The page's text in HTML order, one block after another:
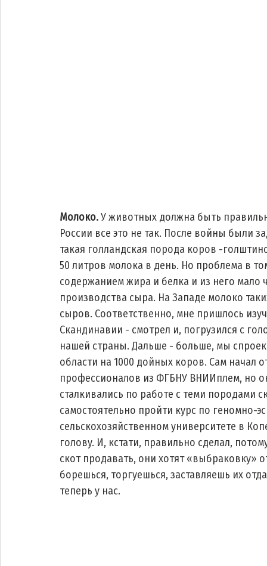
Молоко. У животных должна быть
России все это не так. После войны были
такая голландская порода коров -
50 литров молока в день. Но проблема в
содержанием жира и белка и из него мало
производства сыра. На Западе молоко
сыров. Соответственно, мне пришлось
Скандинавии - смотрел и, погрузился с
нашей страны. Дальше - больше, мы
области на 1000 дойных коров. Сам начал
профессионалов из ФГБНУ ВНИИплем, но
сталкивались по работе с теми
самостоятельно пройти курс по геномно-
сельскохозяйственном университете в
голову. И, кстати, правильно сделал,
скот продавать, они хотят «выбраковку»
борешься, торгуешься, заставляешь их
теперь у нас.